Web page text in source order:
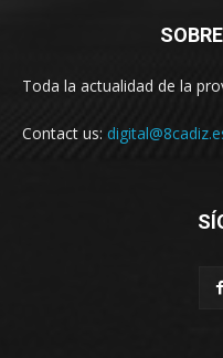
Toda la actualidad de la
Contact us: